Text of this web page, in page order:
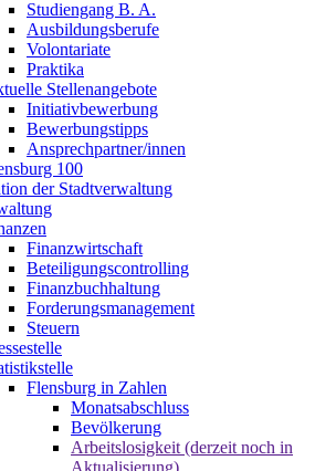
Studiengang B. A.
Ausbildungsberufe
Volontariate
Praktika
Stellenangebote
Initiativbewerbung
Bewerbungstipps
Ansprechpartner/innen
100
der Stadtverwaltung
Finanzwirtschaft
Beteiligungscontrolling
Finanzbuchhaltung
Forderungsmanagement
Steuern
Flensburg in Zahlen
Monatsabschluss
Bevölkerung
Arbeitslosigkeit (derzeit noch in
Aktualisierung)